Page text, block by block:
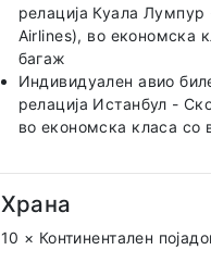
релација Куала
Airlines), во економска
багаж
Индивидуален авио
релација Истанбул -
во економска класа со
Храна
10 × Континентален